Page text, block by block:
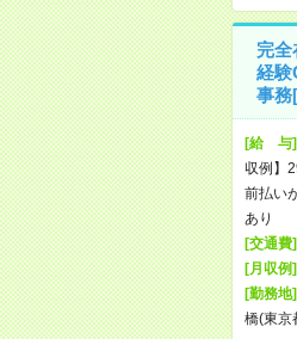
完全
経験
事務
[給 与]
収例】
前払い
あり
[交通費]
[月収例]
[勤務地]
橋(東京